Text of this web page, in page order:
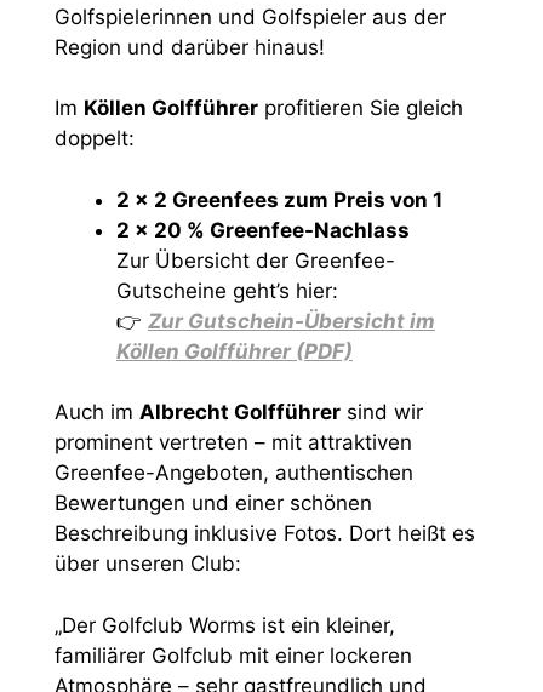
Golfspielerinnen und Golfspieler aus der
Region und darüber hinaus!
Im Köllen Golfführer profitieren Sie gleich
doppelt:
2 x 2 Greenfees zum Preis von 1
2 x 20 % Greenfee-Nachlass
Zur Übersicht der Greenfee-
Gutscheine geht’s hier:
👉 Zur Gutschein-Übersicht im
Köllen Golfführer (PDF)
Auch im Albrecht Golfführer sind wir
prominent vertreten – mit attraktiven
Greenfee-Angeboten, authentischen
Bewertungen und einer schönen
Beschreibung inklusive Fotos. Dort heißt es
über unseren Club:
„Der Golfclub Worms ist ein kleiner,
familiärer Golfclub mit einer lockeren
Atmosphäre – sehr gastfreundlich und